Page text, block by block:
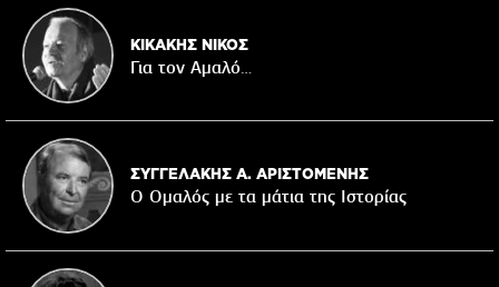
ΚΙΚΑΚΗΣ ΝΙΚΟΣ
Για τον Αμαλό…
ΣΥΓΓΕΛΑΚΗΣ Α. ΑΡΙΣΤΟΜΕΝΗΣ
Ο Ομαλός με τα μάτια της Ιστορίας